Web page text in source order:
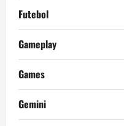
Futebol
Gameplay
Games
Gemini